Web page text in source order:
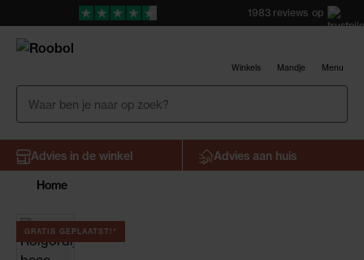
1983 reviews op
Winkels Mandje Menu
Advies in de winkel
Advies aan huis
Home
GRATIS GEPLAATST!*